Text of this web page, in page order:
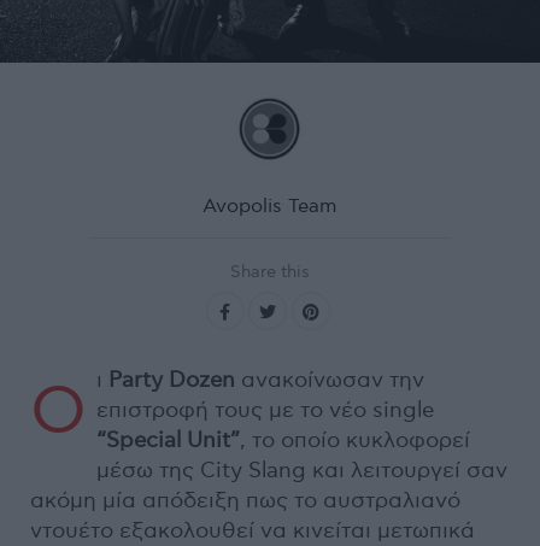
Avopolis Team
Share this
Ο ι Party Dozen ανακοίνωσαν την
επιστροφή τους με το νέο single
“Special Unit”, το οποίο κυκλοφορεί
μέσω της City Slang και λειτουργεί σαν
ακόμη μία απόδειξη πως το αυστραλιανό
ντουέτο εξακολουθεί να κινείται μετωπικά